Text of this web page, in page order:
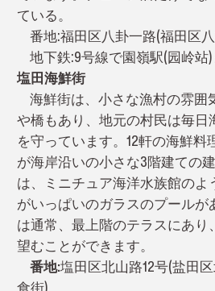
ている。
番地:福田区八卦一路(福田区
地下鉄:9号線で園嶺駅(园岭站
塩田海鮮街
海鮮街は、小さな漁村の雰囲
や橋もあり、地元の村民は毎日
を守っています。12軒の海鮮
が海岸沿いの小さな3階建ての
は、ミニチュア海洋水族館の
がいっぱいのガラスのプール
は通常、最上階のテラスにあり
望むことができます。
番地:塩田区北山路12号(盐田